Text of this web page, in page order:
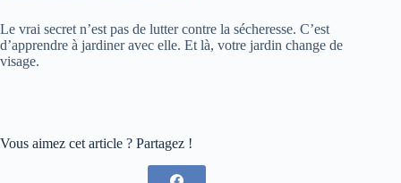
Le vrai secret n’est pas de lutter contre la sécheresse. C’est
d’apprendre à jardiner avec elle. Et là, votre jardin change de
visage.
Vous aimez cet article ? Partagez !